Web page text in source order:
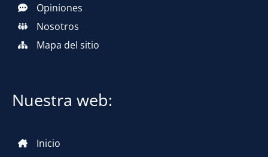
Opiniones
Nosotros
Mapa del sitio
Nuestra web:
Inicio